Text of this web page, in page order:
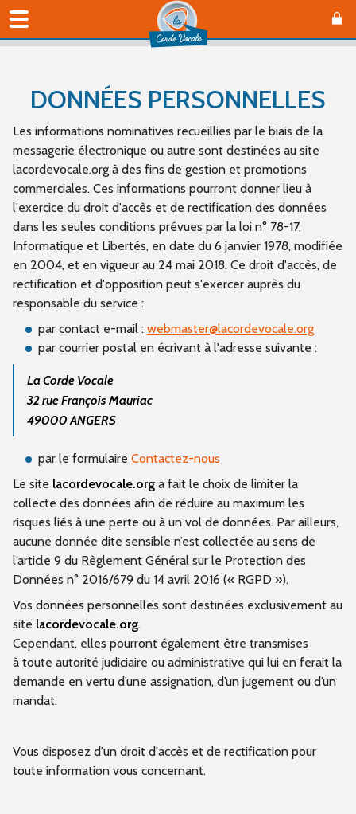
DONNÉES PERSONNELLES
Les informations nominatives recueillies par le biais de la
messagerie électronique ou autre sont destinées au site
lacordevocale.org à des fins de gestion et promotions
commerciales. Ces informations pourront donner lieu à
l'exercice du droit d'accès et de rectification des données
dans les seules conditions prévues par la loi n° 78-17,
Informatique et Libertés, en date du 6 janvier 1978, modifiée
en 2004, et en vigueur au 24 mai 2018. Ce droit d'accès, de
rectification et d'opposition peut s'exercer auprès du
responsable du service :
par contact e-mail : webmaster@lacordevocale.org
par courrier postal en écrivant à l'adresse suivante :
La Corde Vocale
32 rue François Mauriac
49000 ANGERS
par le formulaire Contactez-nous
Le site lacordevocale.org a fait le choix de limiter la
collecte des données afin de réduire au maximum les
risques liés à une perte ou à un vol de données. Par ailleurs,
aucune donnée dite sensible n’est collectée au sens de
l’article 9 du Règlement Général sur le Protection des
Données n° 2016/679 du 14 avril 2016 (« RGPD »).
Vos données personnelles sont destinées exclusivement au
site lacordevocale.org.
Cependant, elles pourront également être transmises
à toute autorité judiciaire ou administrative qui lui en ferait la
demande en vertu d’une assignation, d’un jugement ou d’un
mandat.
Vous disposez d'un droit d'accès et de rectification pour
toute information vous concernant.